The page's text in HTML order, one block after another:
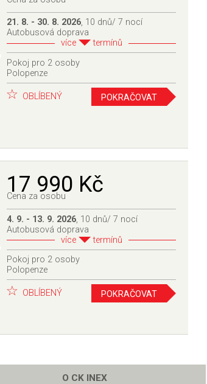
21. 8. - 30. 8. 2026, 10 dnů/ 7 nocí
Autobusová doprava
více
termínů
Pokoj pro 2 osoby
Polopenze
OBLÍBENÝ POKRAČOVAT
17 990 Kč
Cena za osobu
4. 9. - 13. 9. 2026, 10 dnů/ 7 nocí
Autobusová doprava
více
termínů
Pokoj pro 2 osoby
Polopenze
OBLÍBENÝ POKRAČOVAT
O CK INEX